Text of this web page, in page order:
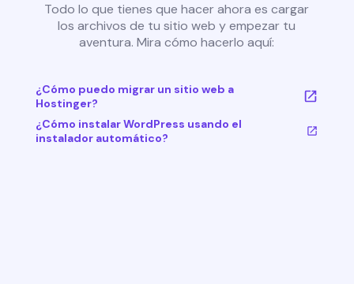
Todo lo que tienes que hacer ahora es cargar
los archivos de tu sitio web y empezar tu
aventura. Mira cómo hacerlo aquí:
¿Cómo puedo migrar un sitio web a
Hostinger?
¿Cómo instalar WordPress usando el
instalador automático?